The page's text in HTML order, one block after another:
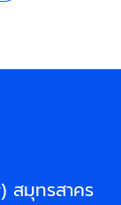
สมุทรสาคร